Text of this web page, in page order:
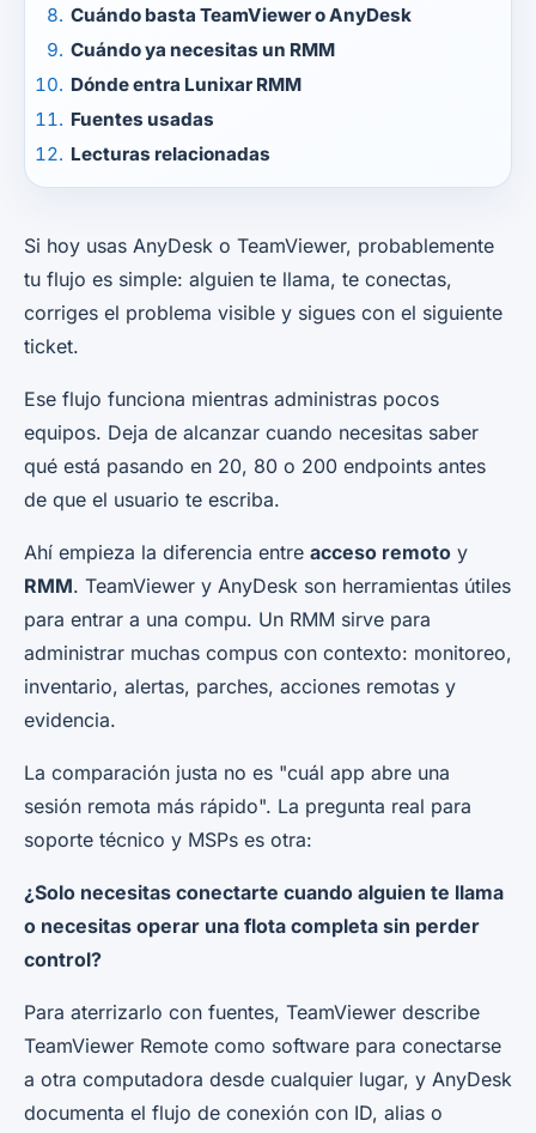
Cuándo basta TeamViewer o AnyDesk
Cuándo ya necesitas un RMM
Dónde entra Lunixar RMM
Fuentes usadas
Lecturas relacionadas
Si hoy usas AnyDesk o TeamViewer, probablemente
tu flujo es simple: alguien te llama, te conectas,
corriges el problema visible y sigues con el siguiente
ticket.
Ese flujo funciona mientras administras pocos
equipos. Deja de alcanzar cuando necesitas saber
qué está pasando en 20, 80 o 200 endpoints antes
de que el usuario te escriba.
Ahí empieza la diferencia entre acceso remoto y
RMM. TeamViewer y AnyDesk son herramientas útiles
para entrar a una compu. Un RMM sirve para
administrar muchas compus con contexto: monitoreo,
inventario, alertas, parches, acciones remotas y
evidencia.
La comparación justa no es "cuál app abre una
sesión remota más rápido". La pregunta real para
soporte técnico y MSPs es otra:
¿Solo necesitas conectarte cuando alguien te llama
o necesitas operar una flota completa sin perder
control?
Para aterrizarlo con fuentes, TeamViewer describe
TeamViewer Remote como software para conectarse
a otra computadora desde cualquier lugar, y AnyDesk
documenta el flujo de conexión con ID, alias o